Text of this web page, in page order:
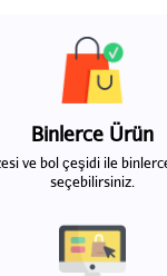
Binlerce Ürün
ve bol çeşidi ile
seçebilirsiniz.